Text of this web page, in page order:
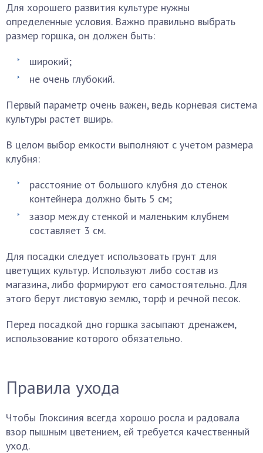
Для хорошего развития культуре нужны
определенные условия. Важно правильно выбрать
размер горшка, он должен быть:
широкий;
не очень глубокий.
Первый параметр очень важен, ведь корневая система
культуры растет вширь.
В целом выбор емкости выполняют с учетом размера
клубня:
расстояние от большого клубня до стенок
контейнера должно быть 5 см;
зазор между стенкой и маленьким клубнем
составляет 3 см.
Для посадки следует использовать грунт для
цветущих культур. Используют либо состав из
магазина, либо формируют его самостоятельно. Для
этого берут листовую землю, торф и речной песок.
Перед посадкой дно горшка засыпают дренажем,
использование которого обязательно.
Правила ухода
Чтобы Глоксиния всегда хорошо росла и радовала
взор пышным цветением, ей требуется качественный
уход.